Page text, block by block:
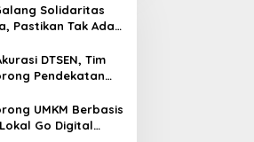
Solidaritas
Pastikan Tak Ada
Ekonomi
DTSEN, Tim
Pendekatan
UMKM Berbasis
Go Digital